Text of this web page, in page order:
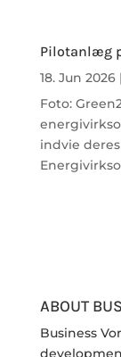
Pilotanlæg
18. Jun 2026|
Foto:
indvie
ABOUT
Business